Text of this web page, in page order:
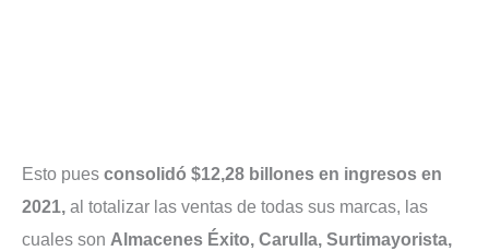
Esto pues consolidó $12,28 billones en ingresos en
2021, al totalizar las ventas de todas sus marcas, las
cuales son Almacenes Éxito, Carulla, Surtimayorista,